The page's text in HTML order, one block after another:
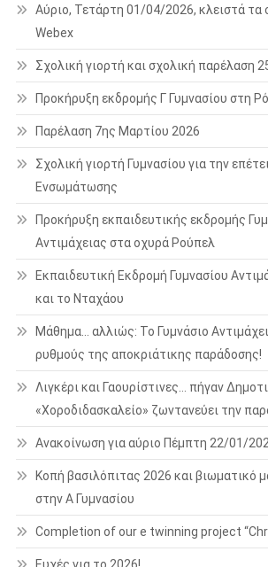
Αύριο, Τετάρτη 01/04/2026, κλειστά τα
Webex
Σχολική γιορτή και σχολική παρέλαση
Προκήρυξη εκδρομής Γ Γυμνασίου στη
Παρέλαση 7ης Μαρτίου 2026
Σχολική γιορτή Γυμνασίου για την
Ενσωμάτωσης
Προκήρυξη εκπαιδευτικής εκδρομής
Αντιμάχειας στα οχυρά Ρούπελ
Εκπαιδευτική Εκδρομή Γυμνασίου
και το Νταχάου
Μάθημα… αλλιώς: Το Γυμνάσιο
ρυθμούς της αποκριάτικης παράδοσης!
Λιγκέρι και Γαουρίστινες… πήγαν
«Χοροδιδασκαλείο» ζωντανεύει την
Ανακοίνωση για αύριο Πέμπτη 22/01/
Κοπή βασιλόπιτας 2026 και βιωματικό
στην Α Γυμνασίου
Completion of our e twinning project